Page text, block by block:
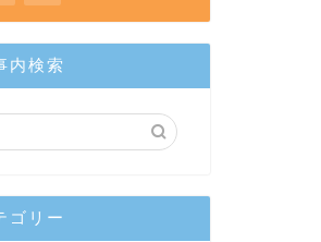
内検索
ゴリー